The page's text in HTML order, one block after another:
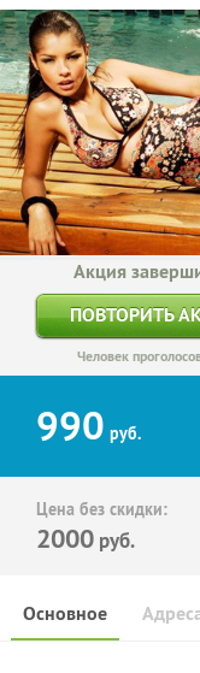
Акция
ПОВТОРИТЬ
Человек
990 руб.
Цена без скидки:
2000 руб.
Основное